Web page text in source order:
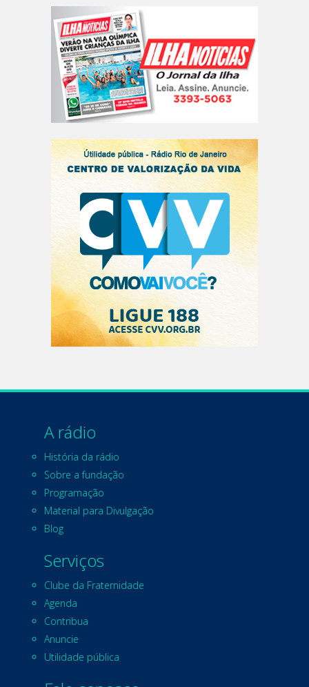
A rádio
História da rádio
Sobre a fundação
Programação
Material para Divulgação
Blog
Serviços
Clube da Fraternidade
Agenda
Contribua
Anuncie
Utilidade pública